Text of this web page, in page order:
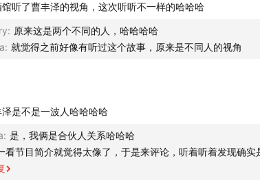
常好奇，这里面同时包含了几个年轻人去现场看世界
本期节目。
”的视角，重新发现东北的特殊
听了曹丰泽的视角，这次听听不一样的哈哈哈
: 原来这是两个不同的人，哈哈哈哈
: 就觉得之前好像有听过这个故事，原来是不同人的视角
是不是一波人哈哈哈哈
: 是，我俩是合伙人关系哈哈哈
看节目简介就觉得太像了，于是来评论，听着听着发现确实